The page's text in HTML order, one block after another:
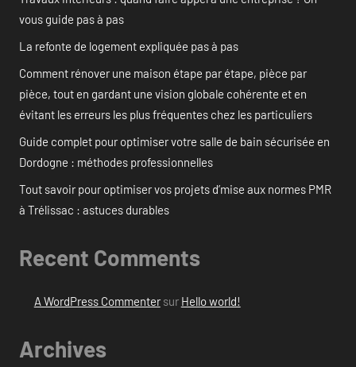
vous guide pas à pas
La refonte de logement expliquée pas à pas
Comment rénover une maison étape par étape, pièce par
pièce, tout en gardant une vision globale cohérente et en
évitant les erreurs les plus fréquentes chez les particuliers
Guide complet pour optimiser votre salle de bain sécurisée en
Dordogne : méthodes professionnelles
Tout savoir pour optimiser vos projets d’mise aux normes PMR
à Trélissac : astuces durables
Recent Comments
A WordPress Commentersur Hello world!
Archives